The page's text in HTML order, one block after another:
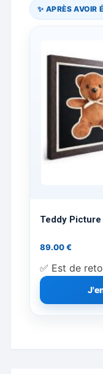
✨ APRÈS AVOIR
Teddy
89.00€
✅ Est de